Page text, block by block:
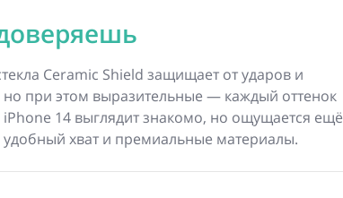
Ceramic Shield защищает от ударов и
при этом выразительные — каждый оттенок
14 выглядит знакомо, но ощущается ещё
хват и премиальные материалы.